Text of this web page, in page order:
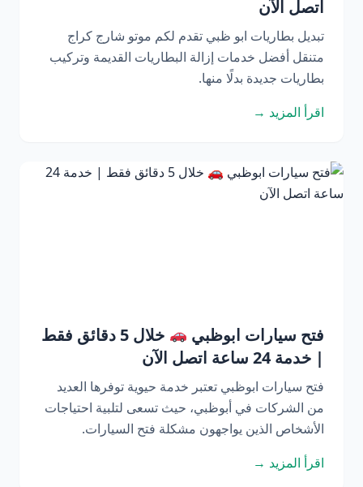
اتصل الآن
تبديل بطاريات ابو ظبي تقدم لكم موتو شارج كراج
متنقل أفضل خدمات إزالة البطاريات القديمة وتركيب
بطاريات جديدة بدلًا منها.
اقرأ المزيد →
فتح سيارات ابوظبي
خلال 5 دقائق فقط
| خدمة 24 ساعة اتصل الآن
فتح سيارات ابوظبي تعتبر خدمة حيوية توفرها العديد
من الشركات في أبوظبي، حيث تسعى لتلبية احتياجات
الأشخاص الذين يواجهون مشكلة فتح السيارات.
اقرأ المزيد →